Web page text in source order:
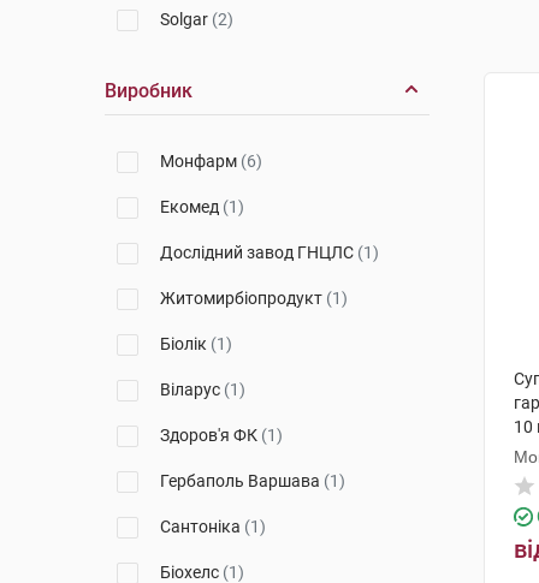
Solgar (2)
Виробник
Монфарм (6)
Екомед (1)
Дослідний завод ГНЦЛС (1)
Житомирбіопродукт (1)
Біолік (1)
Віларус (1)
Здоров'я ФК (1)
Гербаполь Варшава (1)
Сантоніка (1)
Біохелс (1)
10